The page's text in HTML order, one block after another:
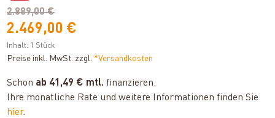
2.889,00 €
2.469,00 €
Inhalt: 1 Stück
Preise inkl. MwSt. zzgl. *Versandkosten
Schon ab 41,49 € mtl. finanzieren.
Ihre monatliche Rate und weitere Informationen finden Sie
hier.